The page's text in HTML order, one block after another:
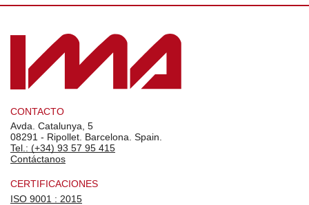
CONTACTO
Avda. Catalunya, 5
08291 - Ripollet. Barcelona. Spain.
Tel.: (+34) 93 57 95 415
Contáctanos
CERTIFICACIONES
ISO 9001 : 2015